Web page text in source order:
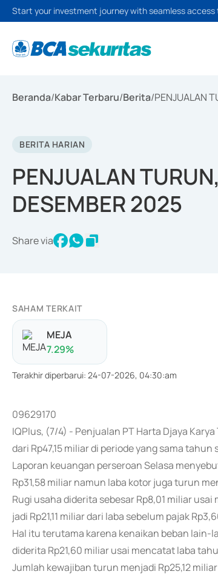
Start your investment journey with seamless
Beranda/Kabar Terbaru/Berita/PENJUALAN
BERITA HARIAN
PENJUALAN
DESEMBER 2025
Share via
SAHAM TERKAIT
MEJA
7.29%
Terakhir diperbarui: 24-07-2026, 04:30:am
09629170
IQPlus, (7/4) - Penjualan PT Harta Djaya
dari Rp47,15 miliar di periode yang sama tahun
Laporan keuangan perseroan Selasa
Rp31,58 miliar namun laba kotor juga turun
Rugi usaha diderita sebesar Rp8,01 miliar
jadi Rp21,11 miliar dari laba sebelum pajak
Hal itu terutama karena kenaikan beban lain-
diderita Rp21,60 miliar usai mencatat laba
Jumlah kewajiban turun menjadi Rp25,12